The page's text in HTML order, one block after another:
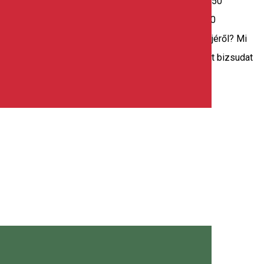
• Idegenvezetés a Fenyőkúti Tőzeglápban: 300
a kürtőskalács történetéről, rokonairól, receptjéről? Mi
az egyetlenek, akiknél megcsiszolhatod a saját bizsudat